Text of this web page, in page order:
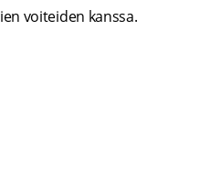
voiteiden kanssa.